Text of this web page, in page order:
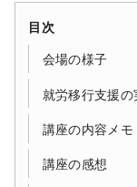
目次
会場の様子
就労移行支援
講座の内容メモ
講座の感想